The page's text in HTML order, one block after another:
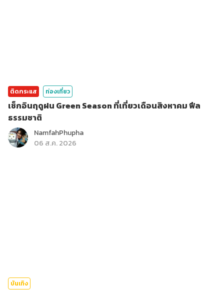
ติดกระแส ท่องเที่ยว
เช็กอินฤดูฝน Green Season ที่เที่ยวเดือนสิงหาคม ฟีล
ธรรมชาติ
NamfahPhupha
06 ส.ค. 2026
บันเทิง